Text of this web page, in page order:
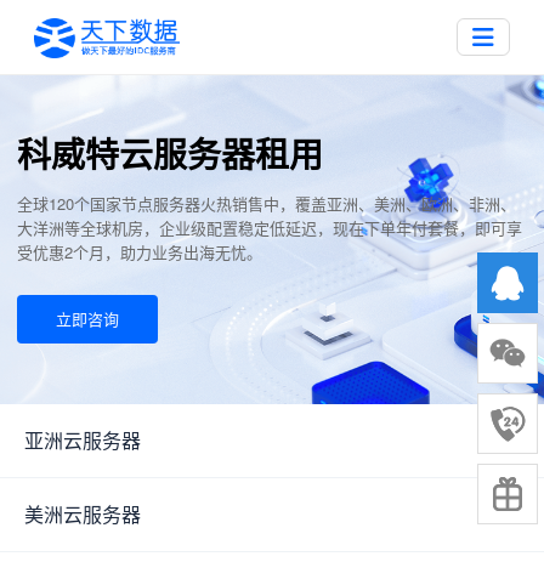
科威特云服务器租用
全球120个国家节点服务器火热销售中，覆盖亚洲、美洲、欧洲、非洲、
大洋洲等全球机房，企业级配置稳定低延迟，现在下单年付套餐，即可享
受优惠2个月，助力业务出海无忧。
立即咨询
亚洲云服务器 ▼
美洲云服务器 ▼